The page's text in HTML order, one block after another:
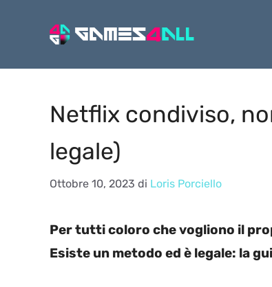
Netflix condiviso,
legale)
Ottobre 10, 2023 di Loris Porciello
Per tutti coloro che vogliono il
Esiste un metodo ed è legale: la